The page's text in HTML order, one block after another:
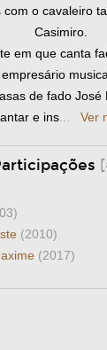
com o cavaleiro
Casimiro.
em que canta
de fado José
e ins... Ver
(2010)
(2017)